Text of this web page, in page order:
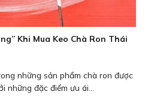
Khi Mua Keo Chà Ron Thái
những sản phẩm chà ron được
đặc điểm ưu ái...